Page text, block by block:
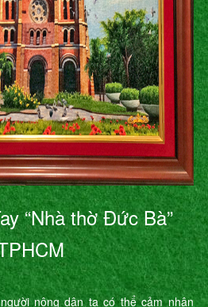
“Nhà thờ Đức Bà”
nông dân ta có thể cảm nhận